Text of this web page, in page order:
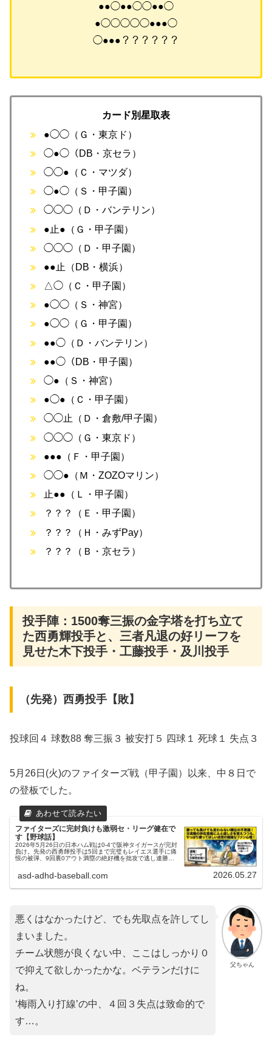
●●◯●●◯◯●●◯
●◯◯◯◯◯●●●◯
◯●●●？？？？？？
カード別星取表
●◯◯（Ｇ・東京ド）
◯●◯（DB・京セラ）
◯◯●（Ｃ・マツダ）
◯●◯（Ｓ・甲子園）
◯◯◯（Ｄ・バンテリン）
●止●（Ｇ・甲子園）
◯◯◯（Ｄ・甲子園）
●●止（DB・横浜）
△◯（Ｃ・甲子園）
●◯◯（Ｓ・神宮）
●◯◯（Ｇ・甲子園）
●●◯（Ｄ・バンテリン）
●●◯（DB・甲子園）
◯●（Ｓ・神宮）
●◯●（Ｃ・甲子園）
◯◯止（Ｄ・倉敷/甲子園）
◯◯◯（Ｇ・東京ド）
●●●（Ｆ・甲子園）
◯◯●（Ｍ・ZOZOマリン）
止●●（Ｌ・甲子園）
？？？（Ｅ・甲子園）
？？？（Ｈ・みずPay）
？？？（Ｂ・京セラ）
投手陣：1500奪三振の金字塔を打ち立て
た西勇輝投手と、三者凡退の好リーフを
見せた木下投手・工藤投手・及川投手
（先発）西勇投手【敗】
投球回４ 球数88 奪三振３ 被安打５ 四球１ 死球１ 失点３
5月26日(火)のファイターズ戦（甲子園）以来、中８日で
の登板でした。
ファイターズに完封負けも激弱セ・リーグ健在で
す【野球話】
2026年5月26日の日本ハム戦は0-4で阪神タイガースが完封
負け。先発の西勇輝投手は5回まで完璧もレイエス選手に痛
恨の被弾、9回裏0アウト満塁の絶好機を拙攻で逃し連勝は5
敗したため首位キープ！今夜5月27日は「大雨降太郎」こと
大竹耕太郎投手が先発。気になる甲子園の雨予報と加藤貴之
asd-adhd-baseball.com 2026.05.27
父ちゃん
悪くはなかったけど、でも先取点を許してし
まいました。
チーム状態が良くない中、ここはしっかり０
で抑えて欲しかったかな。ベテランだけに
ね。
‘梅雨入り打線’の中、４回３失点は致命的で
す…。